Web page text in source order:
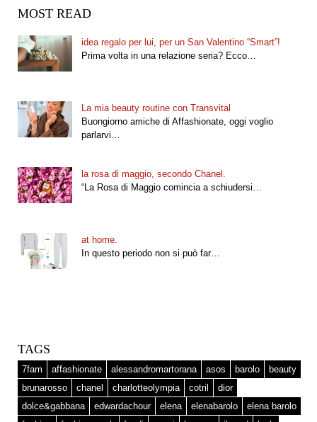
MOST READ
idea regalo per lui, per un San Valentino “Smart”!
Prima volta in una relazione seria? Ecco…
La mia beauty routine con Transvital
Buongiorno amiche di Affashionate, oggi voglio
parlarvi…
la rosa di maggio, secondo Chanel.
“La Rosa di Maggio comincia a schiudersi…
at home.
In questo periodo non si può far…
TAGS
7fam affashionate alessandromartorana asos barolo
beauty
brunarosso
chanel charlotteolympia cotril
dior
dolce&gabbana
edwardachour elena elenabarolo
elena barolo